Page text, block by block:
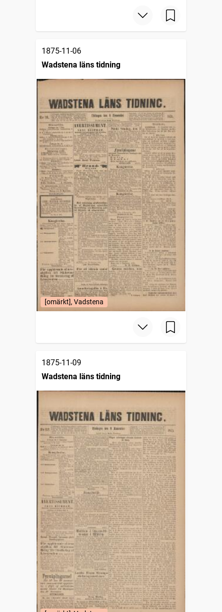
1875-11-06
Wadstena läns tidning
[omärkt], Vadstena
1875-11-09
Wadstena läns tidning